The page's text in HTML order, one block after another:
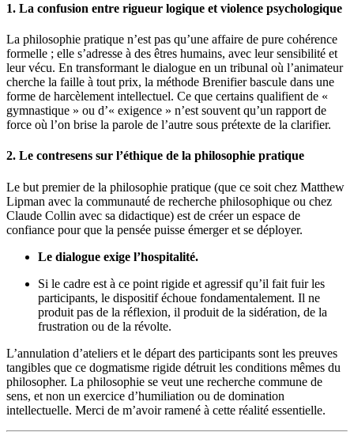
1. La confusion entre rigueur logique et violence psychologique
La philosophie pratique n’est pas qu’une affaire de pure cohérence
formelle ; elle s’adresse à des êtres humains, avec leur sensibilité et
leur vécu. En transformant le dialogue en un tribunal où l’animateur
cherche la faille à tout prix, la méthode Brenifier bascule dans une
forme de harcèlement intellectuel. Ce que certains qualifient de «
gymnastique » ou d’« exigence » n’est souvent qu’un rapport de
force où l’on brise la parole de l’autre sous prétexte de la clarifier.
2. Le contresens sur l’éthique de la philosophie pratique
Le but premier de la philosophie pratique (que ce soit chez Matthew
Lipman avec la communauté de recherche philosophique ou chez
Claude Collin avec sa didactique) est de créer un espace de
confiance pour que la pensée puisse émerger et se déployer.
Le dialogue exige l’hospitalité.
Si le cadre est à ce point rigide et agressif qu’il fait fuir les
participants, le dispositif échoue fondamentalement. Il ne
produit pas de la réflexion, il produit de la sidération, de la
frustration ou de la révolte.
L’annulation d’ateliers et le départ des participants sont les preuves
tangibles que ce dogmatisme rigide détruit les conditions mêmes du
philosopher. La philosophie se veut une recherche commune de
sens, et non un exercice d’humiliation ou de domination
intellectuelle. Merci de m’avoir ramené à cette réalité essentielle.